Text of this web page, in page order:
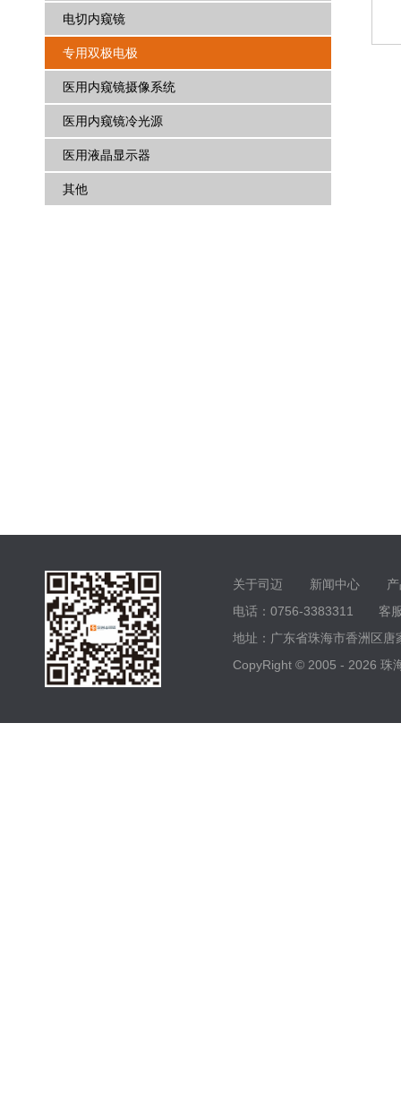
电切内窥镜
专用双极电极
医用内窥镜摄像系统
医用内窥镜冷光源
医用液晶显示器
其他
关于司迈 新闻中心
电话：0756-3383311 客
地址：广东省珠海市香洲区
CopyRight © 2005 - 2026